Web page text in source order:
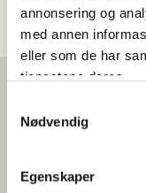
annonsering og
med annen
eller som de har
tjenestene deres.
Nødvendig
Egenskaper
Mest lest akkurat nå
Årets flis hos